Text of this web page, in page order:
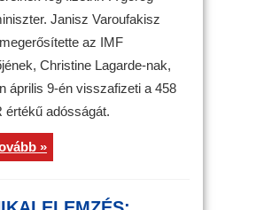
Janisz Varoufakisz
az IMF
Christine Lagarde-nak,
április 9-én visszafizeti a 458
értékű adósságát.
»